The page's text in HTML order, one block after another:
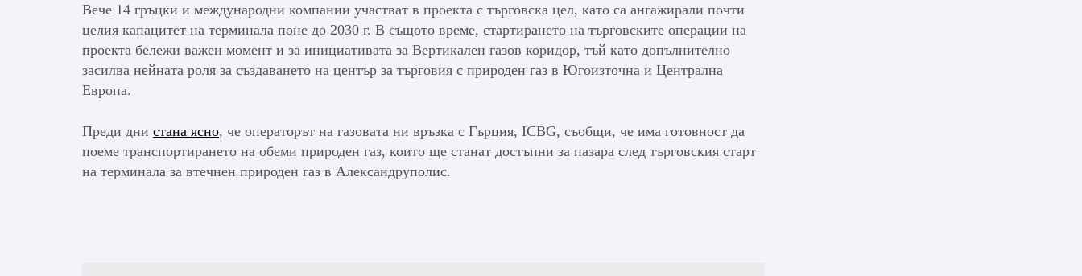
Вече 14 гръцки и международни компании участват в проекта с търговска цел, като са ангажирали почти
целия капацитет на терминала поне до 2030 г. В същото време, стартирането на търговските операции на
проекта бележи важен момент и за инициативата за Вертикален газов коридор, тъй като допълнително
засилва нейната роля за създаването на център за търговия с природен газ в Югоизточна и Централна
Европа.
Преди дни стана ясно, че операторът на газовата ни връзка с Гърция, ICBG, съобщи, че има готовност да
поеме транспортирането на обеми природен газ, които ще станат достъпни за пазара след търговския старт
на терминала за втечнен природен газ в Александруполис.